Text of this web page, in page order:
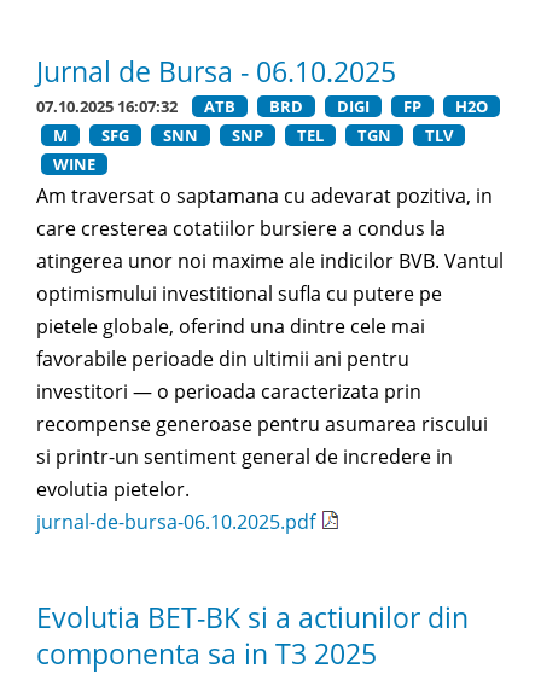
Jurnal de Bursa - 06.10.2025
07.10.2025 16:07:32 ATB BRD DIGI FP
H2O
M
SFG SNN SNP TEL TGN
TLV
WINE
Am traversat o saptamana cu adevarat pozitiva, in
care cresterea cotatiilor bursiere a condus la
atingerea unor noi maxime ale indicilor BVB. Vantul
optimismului investitional sufla cu putere pe
pietele globale, oferind una dintre cele mai
favorabile perioade din ultimii ani pentru
investitori — o perioada caracterizata prin
recompense generoase pentru asumarea riscului
si printr-un sentiment general de incredere in
evolutia pietelor.
jurnal-de-bursa-06.10.2025.pdf
Evolutia BET-BK si a actiunilor din
componenta sa in T3 2025